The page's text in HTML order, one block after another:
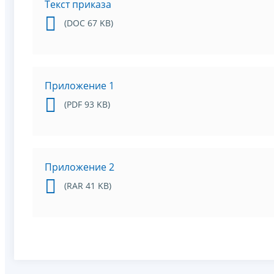
Текст приказа
(DOC 67 KB)
Приложение 1
(PDF 93 KB)
Приложение 2
(RAR 41 KB)